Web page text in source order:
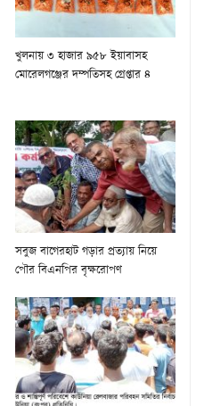
খুলনায় ৩ হাজার ৯৫৮ ইয়াবাসহ
মোরেলগঞ্জের দম্পতিসহ গ্রেপ্তার ৪
সবুজ বাগেরহাট গড়ার প্রত্যায় নিয়ে
পৌর বিএনপির বৃক্ষরোপণ